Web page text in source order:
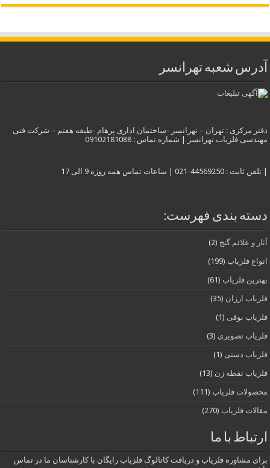
آدرس شعبه تهرانسر
دفتر مرکزی : تهران – تهرانسر -ساختمان اداری پرهام -طبقه هفتم – شرکت فنی
مهندسی فلزیاب تهرانسر | شماره تماس : 09102181088
| تلفن ثابت : 44569250-021 | ساعات تماس همه روزه 9 الی 17
دسته بندی فهرست:
آثار و علائم گنج (2)
انواع فلزیاب (199)
بهترین فلزیاب (61)
فلزیاب ارزان (35)
فلزیاب بوقی (1)
فلزیاب تصویری (3)
فلزیاب دستی (1)
فلزیاب نقطه زن (13)
محصولات فلزیاب (111)
مقالات فلزیاب (270)
ارتباط با ما
برای مشاوره فلزیاب و دریافت کاتالوگ فلزیاب رایگان با کارشناسان ما در تماس